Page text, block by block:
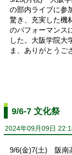
の部内ライブに参
驚き、充実した機
のパフォーマンス
した。大阪学院大
ま、ありがとうご
9/6-7 文化祭
2024年09月09日
9/6(金)7(土) 阪南